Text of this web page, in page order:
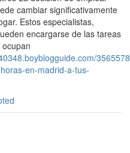
cambiar significativamente
Estos especialistas,
encargarse de las tareas
en-madrid-a-tus-